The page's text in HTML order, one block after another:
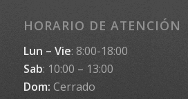
HORARIO DE ATENCIÓN
Lun – Vie: 8:00-18:00
Sab: 10:00 – 13:00
Dom: Cerrado